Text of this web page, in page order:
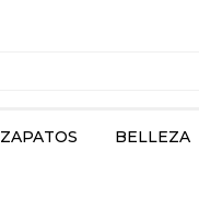
ZAPATOS BELLEZA